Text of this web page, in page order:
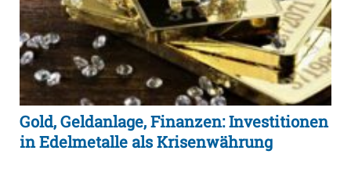
Gold, Geldanlage, Finanzen: Investitionen
in Edelmetalle als Krisenwährung